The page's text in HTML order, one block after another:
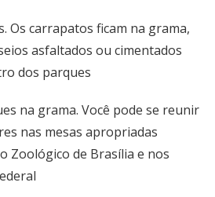
Os carrapatos ficam na grama,
asfaltados ou cimentados
dos parques
na grama. Você pode se reunir
nas mesas apropriadas
Zoológico de Brasília e nos